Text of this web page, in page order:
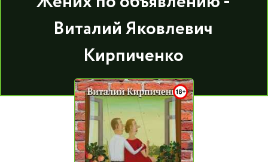
Виталий Яковлевич
Кирпиченко